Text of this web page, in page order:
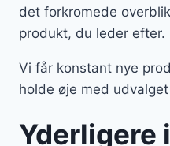
det forkromede
produkt, du leder efter.
Vi får konstant nye
holde øje med
Yderligere